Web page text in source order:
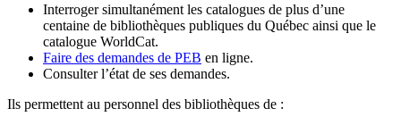
Interroger simultanément les catalogues de plus d’une
centaine de bibliothèques publiques du Québec ainsi que le
catalogue WorldCat.
Faire des demandes de PEB en ligne.
Consulter l’état de ses demandes.
Ils permettent au personnel des bibliothèques de :